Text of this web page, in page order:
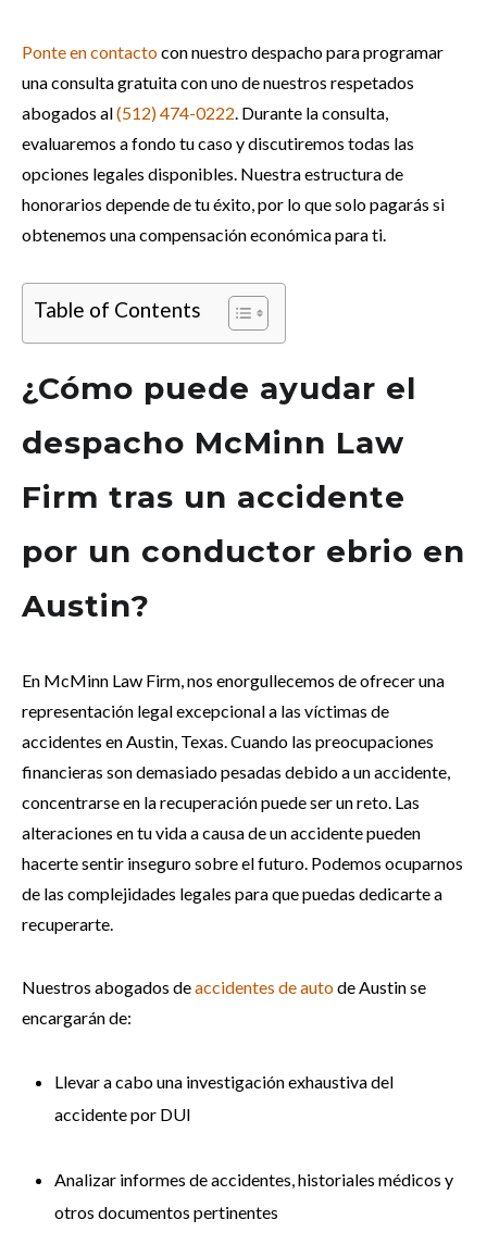
Ponte en contactocon nuestro despacho para programar
una consulta gratuita con uno de nuestros respetados
abogados al(512) 474-0222. Durante la consulta,
evaluaremos a fondo tu caso y discutiremos todas las
opciones legales disponibles. Nuestra estructura de
honorarios depende de tu éxito, por lo que solo pagarás si
obtenemos una compensación económica para ti.
Table of Contents
¿Cómo puede ayudar el
despacho McMinn Law
Firm tras un accidente
por un conductor ebrio en
Austin?
En McMinn Law Firm, nos enorgullecemos de ofrecer una
representación legal excepcional a las víctimas de
accidentes en Austin, Texas. Cuando las preocupaciones
financieras son demasiado pesadas debido a un accidente,
concentrarse en la recuperación puede ser un reto. Las
alteraciones en tu vida a causa de un accidente pueden
hacerte sentir inseguro sobre el futuro. Podemos ocuparnos
de las complejidades legales para que puedas dedicarte a
recuperarte.
Nuestros abogados deaccidentes de autode Austin se
encargarán de:
Llevar a cabo una investigación exhaustiva del
accidente por DUI
Analizar informes de accidentes, historiales médicos y
otros documentos pertinentes